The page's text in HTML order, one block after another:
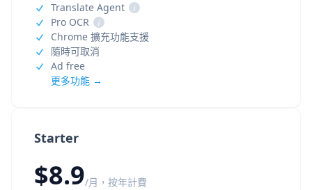
Starter
$8.9/月，按年計費
Translate Agent
i
Pro OCR
i
Chrome 擴充功能支援
隨時可取消
Ad free
更多功能 →